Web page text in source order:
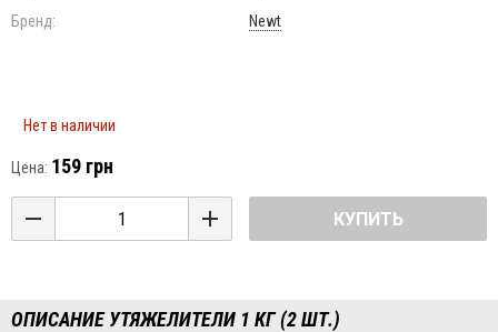
Бренд:
Newt
Нет в наличии
Цена: 159 грн
КУПИТЬ
ОПИСАНИЕ УТЯЖЕЛИТЕЛИ 1 КГ (2 ШТ.)